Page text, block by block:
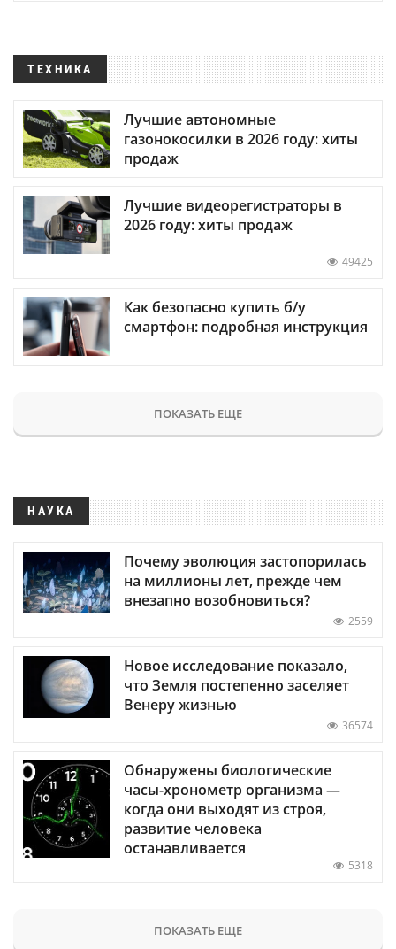
ТЕХНИКА
Лучшие автономные
газонокосилки в 2026 году: хиты
продаж
Лучшие видеорегистраторы в
2026 году: хиты продаж
49425
Как безопасно купить б/у
смартфон: подробная инструкция
ПОКАЗАТЬ ЕЩЕ
НАУКА
Почему эволюция застопорилась
на миллионы лет, прежде чем
внезапно возобновиться?
2559
Новое исследование показало,
что Земля постепенно заселяет
Венеру жизнью
36574
Обнаружены биологические
часы-хронометр организма —
когда они выходят из строя,
развитие человека
останавливается
5318
ПОКАЗАТЬ ЕЩЕ